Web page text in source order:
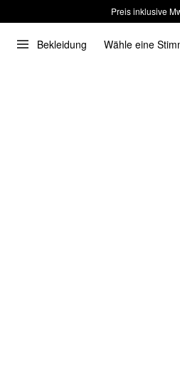
Preis inklusive
Bekleidung Wähle eine